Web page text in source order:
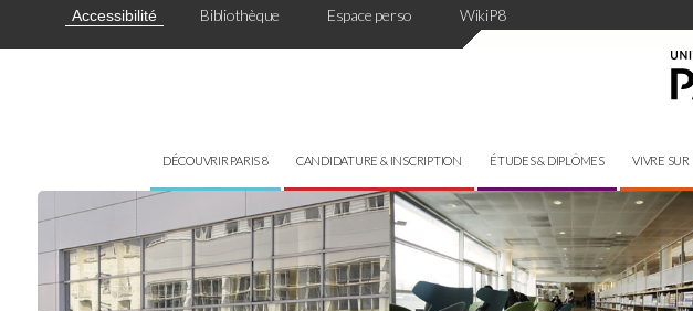
Accessibilité Bibliothèque Espace perso WikiP8
DÉCOUVRIR PARIS 8 CANDIDATURE & INSCRIPTION ÉTUDES & DIPLÔMES VIVRE
Panneau de gestion des cookies